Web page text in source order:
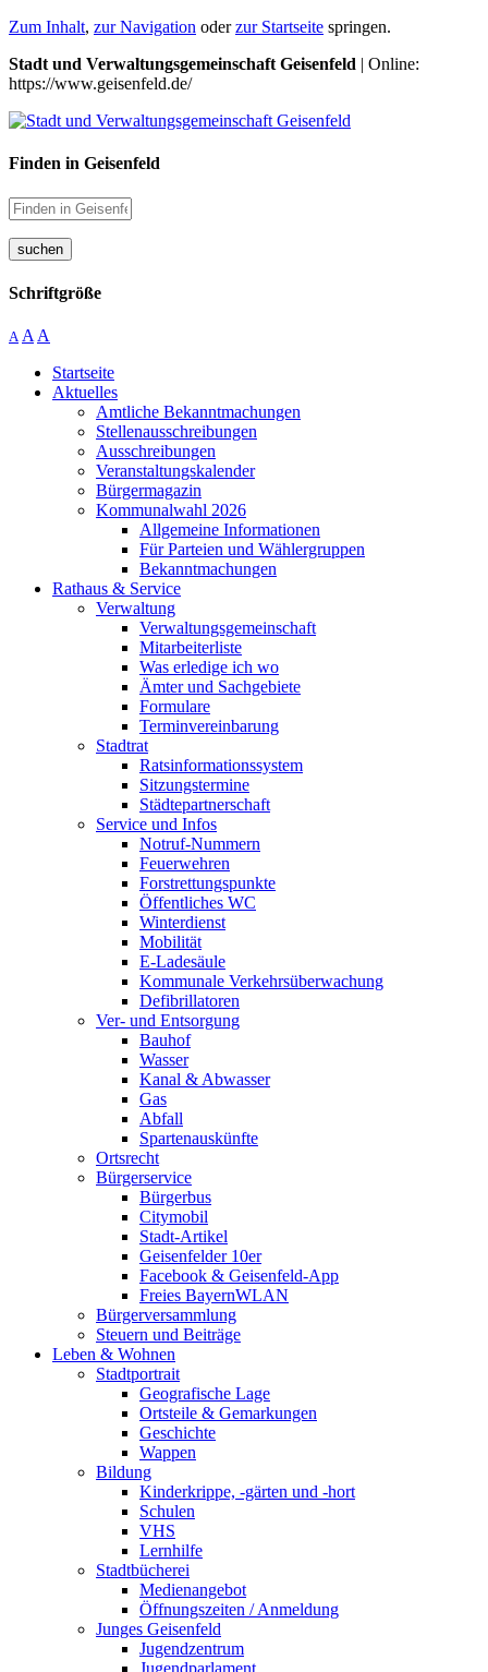
Zum Inhalt, zur Navigation oderzur Startseite springen.
Stadt und Verwaltungsgemeinschaft Geisenfeld | Online:
https://www.geisenfeld.de/
Finden in Geisenfeld
suchen
Schriftgröße
A A A
Startseite
Aktuelles
Amtliche Bekanntmachungen
Stellenausschreibungen
Ausschreibungen
Veranstaltungskalender
Bürgermagazin
Kommunalwahl 2026
Allgemeine Informationen
Für Parteien und Wählergruppen
Bekanntmachungen
Rathaus & Service
Verwaltung
Verwaltungsgemeinschaft
Mitarbeiterliste
Was erledige ich wo
Ämter und Sachgebiete
Formulare
Terminvereinbarung
Stadtrat
Ratsinformationssystem
Sitzungstermine
Städtepartnerschaft
Service und Infos
Notruf-Nummern
Feuerwehren
Forstrettungspunkte
Öffentliches WC
Winterdienst
Mobilität
E-Ladesäule
Kommunale Verkehrsüberwachung
Defibrillatoren
Ver- und Entsorgung
Bauhof
Wasser
Kanal & Abwasser
Gas
Abfall
Spartenauskünfte
Ortsrecht
Bürgerservice
Bürgerbus
Citymobil
Stadt-Artikel
Geisenfelder 10er
Facebook & Geisenfeld-App
Freies BayernWLAN
Bürgerversammlung
Steuern und Beiträge
Leben & Wohnen
Stadtportrait
Geografische Lage
Ortsteile & Gemarkungen
Geschichte
Wappen
Bildung
Kinderkrippe, -gärten und -hort
Schulen
VHS
Lernhilfe
Stadtbücherei
Medienangebot
Öffnungszeiten / Anmeldung
Junges Geisenfeld
Jugendzentrum
Jugendparlament